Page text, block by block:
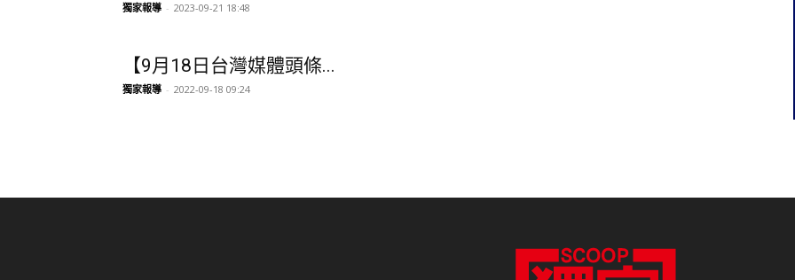
獨家報導 - 2023-09-21 18:48
【9月18日台灣媒體頭條...
獨家報導 - 2022-09-18 09:24